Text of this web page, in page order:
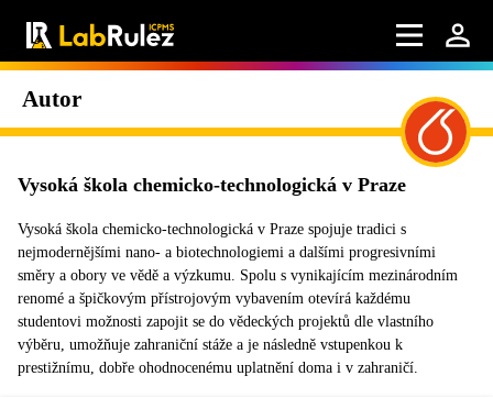
Autor
Vysoká škola chemicko-technologická v Praze
Vysoká škola chemicko-technologická v Praze spojuje tradici s
nejmodernějšími nano- a biotechnologiemi a dalšími progresivními
směry a obory ve vědě a výzkumu. Spolu s vynikajícím mezinárodním
renomé a špičkovým přístrojovým vybavením otevírá každému
studentovi možnosti zapojit se do vědeckých projektů dle vlastního
výběru, umožňuje zahraniční stáže a je následně vstupenkou k
prestižnímu, dobře ohodnocenému uplatnění doma i v zahraničí.